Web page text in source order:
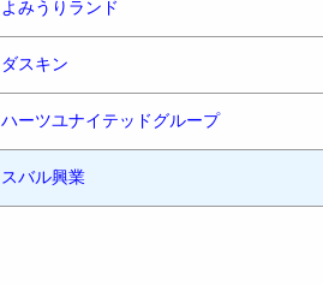
よみうりランド
ダスキン
ハーツユナイテッドグループ
スバル興業